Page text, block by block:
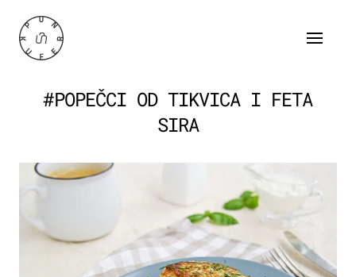
#POPEČCI OD TIKVICA I FETA
SIRA